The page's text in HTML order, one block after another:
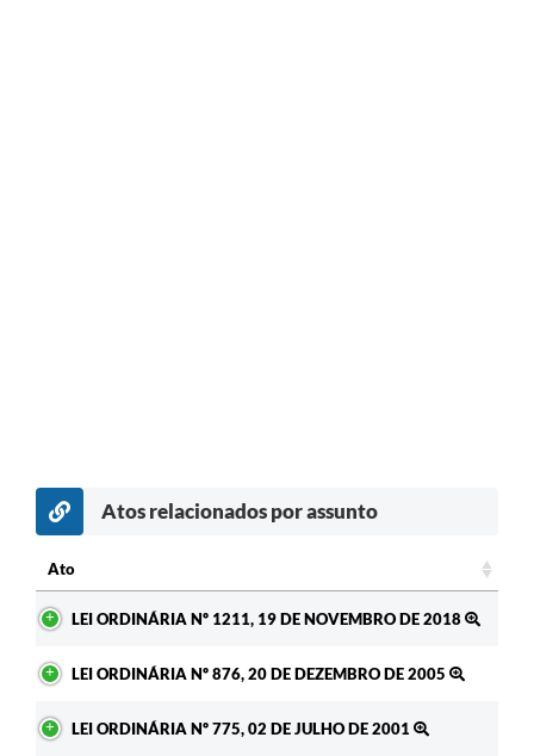
Atos relacionados por assunto
Ato
LEI ORDINÁRIA Nº 1211, 19 DE NOVEMBRO DE 2018
LEI ORDINÁRIA Nº 876, 20 DE DEZEMBRO DE 2005
LEI ORDINÁRIA Nº 775, 02 DE JULHO DE 2001